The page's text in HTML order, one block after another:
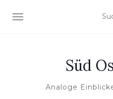
NAVIGATION
Süd
Analoge